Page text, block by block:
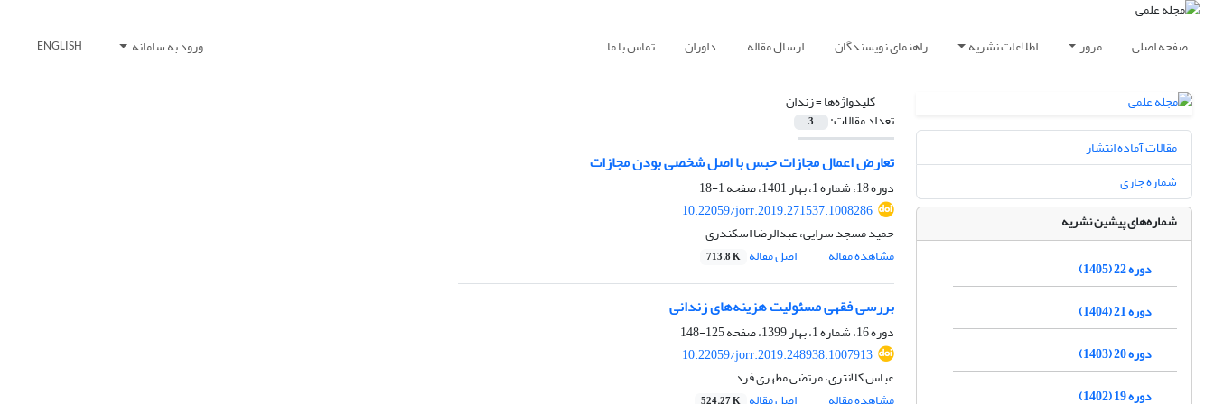
صفحه اصلی مرور اطلاعات نشریه راهنمای نویسندگان ارسال مقاله داوران تماس با ما ورود به سامانه ENGLISH
کلیدواژه‌ها =زندان
تعداد مقالات: 3
تعارض اعمال مجازات حبس با اصل شخصی بودن مجازات
دوره 18، شماره 1، بهار 1401، صفحه
1-18
10.22059/jorr.2019.271537.1008286
حمید مسجد سرایی، عبدالرضا اسکندری
مشاهده مقاله
اصل مقاله 713.8 K
بررسی فقهی مسئولیت هزینه‌های زندانی
دوره 16، شماره 1، بهار 1399، صفحه
125-148
10.22059/jorr.2019.248938.1007913
عباس کلانتری، مرتضی مطهری فرد
مقالات آماده انتشار
شماره جاری
شماره‌های پیشین نشریه
دوره 22 (1405)
دوره 21 (1404)
دوره 20 (1403)
دوره 19 (1402)